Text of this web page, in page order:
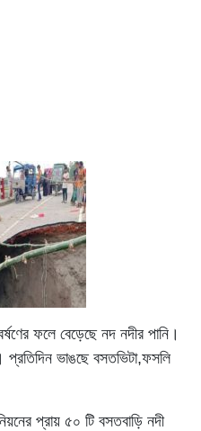
ফলে বেড়েছে নদ নদীর পানি।
প্রতিদিন ভাঙছে বসতভিটা,ফসলি
প্রায় ৫০ টি বসতবাড়ি নদী